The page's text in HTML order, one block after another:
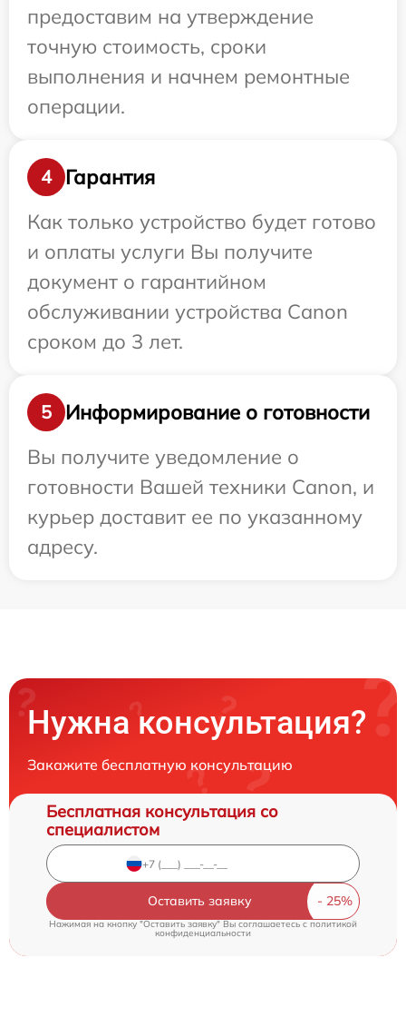
предоставим на утверждение
точную стоимость, сроки
выполнения и начнем ремонтные
операции.
4
Гарантия
Как только устройство будет готово
и оплаты услуги Вы получите
документ о гарантийном
обслуживании устройства Canon
сроком до 3 лет.
5
Информирование о готовности
Вы получите уведомление о
готовности Вашей техники Canon, и
курьер доставит ее по указанному
адресу.
Нужна консультация?
Закажите бесплатную консультацию
Бесплатная консультация со
специалистом
Оставить заявку
Нажимая на кнопку "Оставить заявку" Вы соглашаетесь cполитикой
конфиденциальности